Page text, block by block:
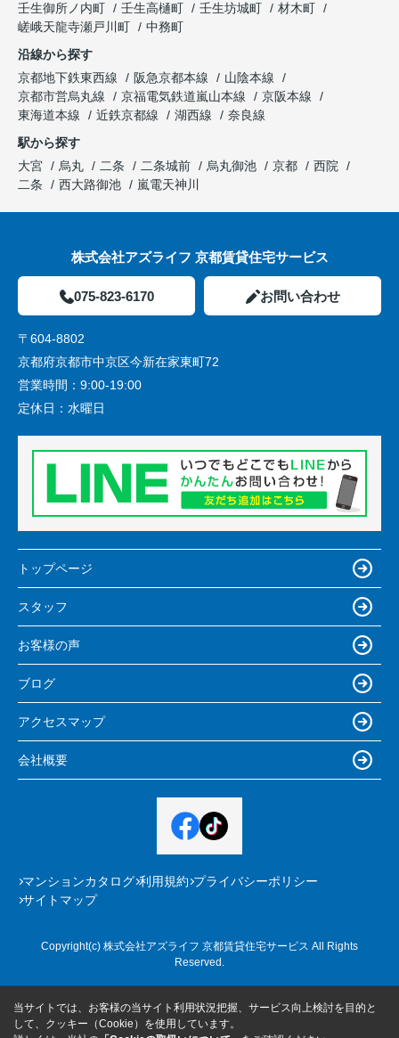
壬生御所ノ内町
壬生高樋町 壬生坊城町
材木町
嵯峨天龍寺瀬戸川町
中務町
沿線から探す
京都地下鉄東西線
阪急京都本線
山陰本線
京都市営烏丸線
京福電気鉄道嵐山本線
京阪本線
東海道本線
近鉄京都線 湖西線
奈良線
駅から探す
大宮
烏丸 二条 二条城前 烏丸御池 京都
西院
二条
西大路御池 嵐電天神川
株式会社アズライフ 京都賃貸住宅サービス
075-823-6170 お問い合わせ
〒604-8802
京都府京都市中京区今新在家東町72
営業時間： 9:00-19:00
定休日： 水曜日
トップページ
スタッフ
お客様の声
ブログ
アクセスマップ
会社概要
マンションカタログ 利用規約 プライバシーポリシー
サイトマップ
Copyright(c) 株式会社アズライフ 京都賃貸住宅サービス All Rights
Reserved.
当サイトでは、お客様の当サイト利用状況把握、サービス向上検討を目的と
して、クッキー（Cookie）を使用しています。